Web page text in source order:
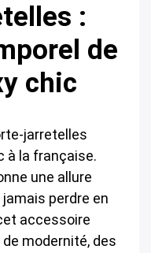
:
de
chic
jarretelles
à la française.
une allure
perdre en
accessoire
modernité, des